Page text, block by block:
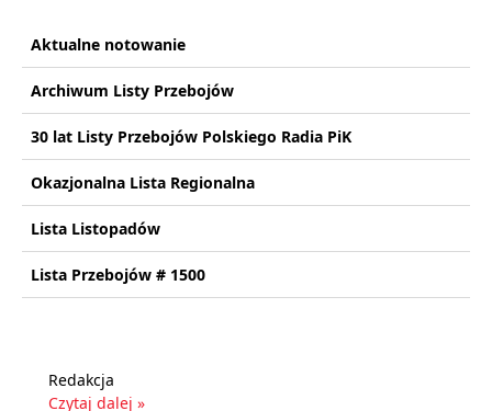
Aktualne notowanie
Archiwum Listy Przebojów
30 lat Listy Przebojów Polskiego Radia PiK
Okazjonalna Lista Regionalna
Lista Listopadów
Lista Przebojów # 1500
Redakcja
Czytaj dalej »